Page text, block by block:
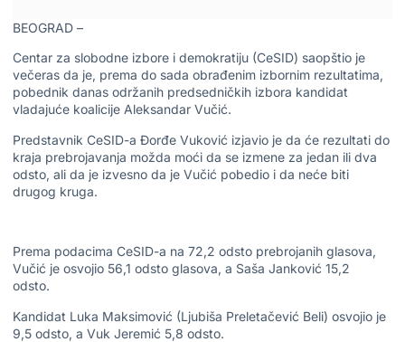
BEOGRAD –
Centar za slobodne izbore i demokratiju (CeSID) saopštio je
večeras da je, prema do sada obrađenim izbornim rezultatima,
pobednik danas održanih predsedničkih izbora kandidat
vladajuće koalicije Aleksandar Vučić.
Predstavnik CeSID-a Đorđe Vuković izjavio je da će rezultati do
kraja prebrojavanja možda moći da se izmene za jedan ili dva
odsto, ali da je izvesno da je Vučić pobedio i da neće biti
drugog kruga.
Prema podacima CeSID-a na 72,2 odsto prebrojanih glasova,
Vučić je osvojio 56,1 odsto glasova, a Saša Janković 15,2
odsto.
Kandidat Luka Maksimović (Ljubiša Preletačević Beli) osvojio je
9,5 odsto, a Vuk Jeremić 5,8 odsto.